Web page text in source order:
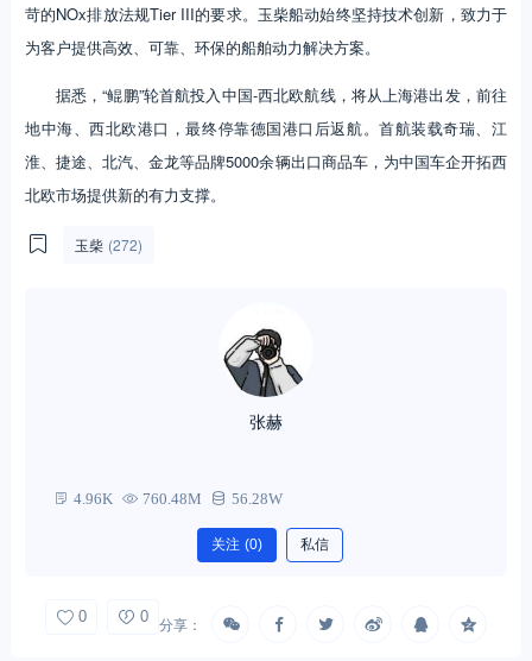
苛的NOx排放法规Tier III的要求。玉柴船动始终坚持技术创新，致力于
为客户提供高效、可靠、环保的船舶动力解决方案。
据悉，“鲲鹏”轮首航投入中国-西北欧航线，将从上海港出发，前往
地中海、西北欧港口，最终停靠德国港口后返航。首航装载奇瑞、江
淮、捷途、北汽、金龙等品牌5000余辆出口商品车，为中国车企开拓西
北欧市场提供新的有力支撑。
玉柴 (272)
张赫
4.96K 760.48M 56.28W
关注 (0) 私信
0 0 分享：